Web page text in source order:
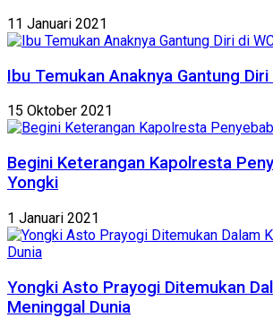
11 Januari 2021
Ibu Temukan Anaknya Gantung Diri
15 Oktober 2021
Begini Keterangan Kapolresta
Yongki
1 Januari 2021
Yongki Asto Prayogi Ditemukan
Meninggal Dunia